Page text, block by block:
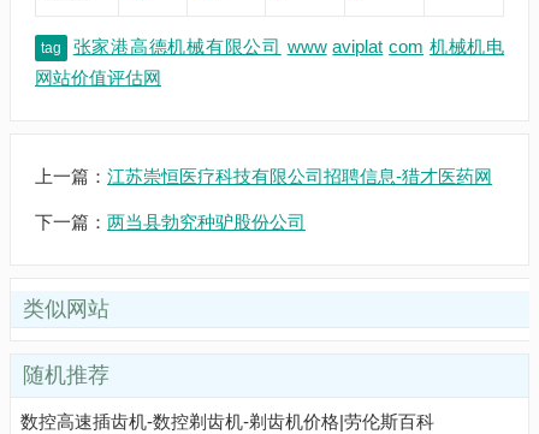
tag 张家港高德机械有限公司 www aviplat com 机械机电
网站价值评估网
上一篇： 江苏崇恒医疗科技有限公司招聘信息-猎才医药网
下一篇： 两当县勃究种驴股份公司
类似网站
随机推荐
数控高速插齿机-数控剃齿机-剃齿机价格|劳伦斯百科